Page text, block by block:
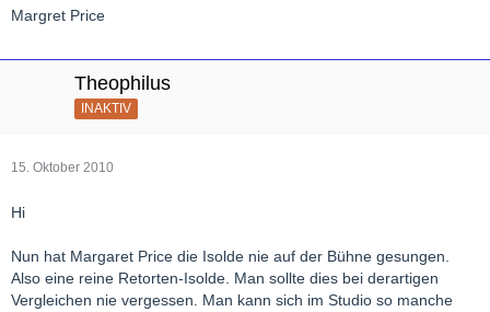
Margret Price
Theophilus
INAKTIV
15. Oktober 2010
Hi
Nun hat Margaret Price die Isolde nie auf der Bühne gesungen.
Also eine reine Retorten-Isolde. Man sollte dies bei derartigen
Vergleichen nie vergessen. Man kann sich im Studio so manche